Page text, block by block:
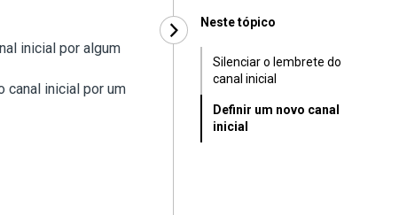
inicial por algum
canal inicial por um
Neste tópico
Silenciar o lembrete do
canal inicial
Definir um novo canal
inicial